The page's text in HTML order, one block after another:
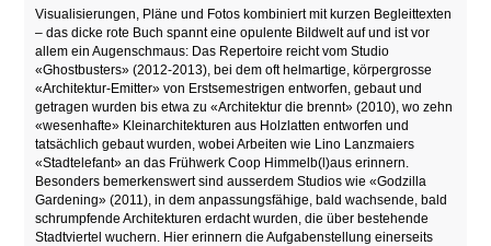
Visualisierungen, Pläne und Fotos kombiniert mit kurzen Begleittexten
– das dicke rote Buch spannt eine opulente Bildwelt auf und ist vor
allem ein Augenschmaus: Das Repertoire reicht vom Studio
«Ghostbusters» (2012-2013), bei dem oft helmartige, körpergrosse
«Architektur-Emitter» von Erstsemestrigen entworfen, gebaut und
getragen wurden bis etwa zu «Architektur die brennt» (2010), wo zehn
«wesenhafte» Kleinarchitekturen aus Holzlatten entworfen und
tatsächlich gebaut wurden, wobei Arbeiten wie Lino Lanzmaiers
«Stadtelefant» an das Frühwerk Coop Himmelb(l)aus erinnern.
Besonders bemerkenswert sind ausserdem Studios wie «Godzilla
Gardening» (2011), in dem anpassungsfähige, bald wachsende, bald
schrumpfende Architekturen erdacht wurden, die über bestehende
Stadtviertel wuchern. Hier erinnern die Aufgabenstellung einerseits